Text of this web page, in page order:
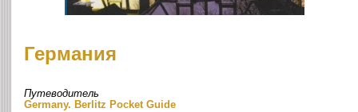
Германия
Путеводитель
Germany. Berlitz Pocket Guide